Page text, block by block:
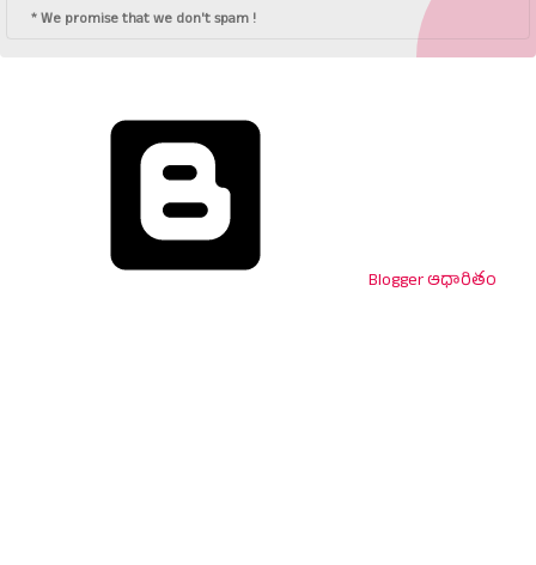
* We promise that we don't spam !
Blogger ఆధారితం